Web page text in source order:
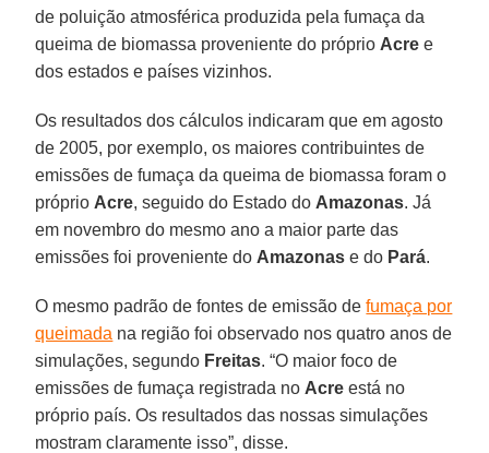
de poluição atmosférica produzida pela fumaça da
queima de biomassa proveniente do próprio Acre e
dos estados e países vizinhos.
Os resultados dos cálculos indicaram que em agosto
de 2005, por exemplo, os maiores contribuintes de
emissões de fumaça da queima de biomassa foram o
próprio Acre, seguido do Estado do Amazonas. Já
em novembro do mesmo ano a maior parte das
emissões foi proveniente do Amazonas e do Pará.
O mesmo padrão de fontes de emissão defumaça por
queimada na região foi observado nos quatro anos de
simulações, segundo Freitas. “O maior foco de
emissões de fumaça registrada no Acre está no
próprio país. Os resultados das nossas simulações
mostram claramente isso”, disse.